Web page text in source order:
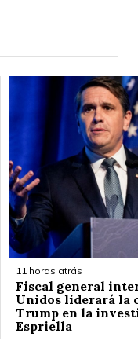
11 horas atrás
Fiscal general
Unidos liderará la
Trump en la
Espriella